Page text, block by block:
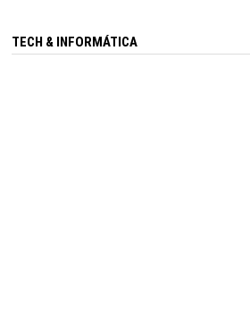
TECH & INFORMÁTICA